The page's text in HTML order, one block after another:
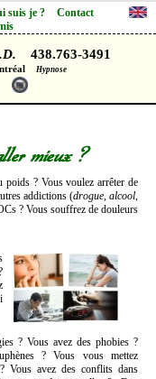
suis je ?
Contact
438.763-3491
Hypnose
mieux ?
poids ? Vous voulez arrêter de
addictions (drogue, alcool,
? Vous souffrez de douleurs
? Vous avez des phobies ?
? Vous vous mettez
Vous avez des conflits dans